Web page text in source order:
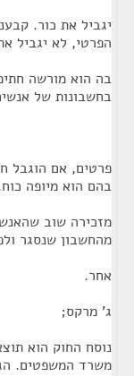
יגביל את כור.
הפרטי, לא יגביל
בה הוא מורשה
בחשבונות של
פרטים, אם הוגבל
בהם הוא מיופה
מזכירה שוב
מהחשבון שנסגר
אחר.
ג' מרקס;
נוסח החוק הוא
משרד המשפטים.